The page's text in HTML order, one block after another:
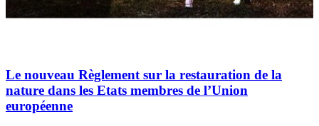
Le nouveau Règlement sur la restauration de la
nature dans les Etats membres de l’Union
européenne